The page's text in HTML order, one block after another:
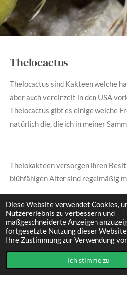
Diese Website verwendet Cookies,
Nutzererlebnis zu verbessern und
maßgeschneiderte Anzeigen
fortgesetzte Nutzung dieser
Ihre Zustimmung zur Verwendung
Ich stimme zu
Thelocactus
Thelocactus sind Kakteen welche
aber auch vereinzelt in den USA
Thelocactus gibt es einige welche
natürlich die, die ich in meiner
Thelokakteen versorgen ihren
blühfähigen Alter sind regelmäßig
Thelocactus bicolor
Thelocactus rinconensis